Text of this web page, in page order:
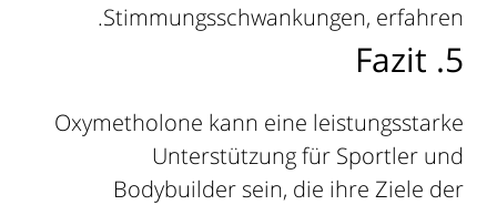
Stimmungsschwankungen, erfahren.
5. Fazit
Oxymetholone kann eine leistungsstarke
Unterstützung für Sportler und
Bodybuilder sein, die ihre Ziele der